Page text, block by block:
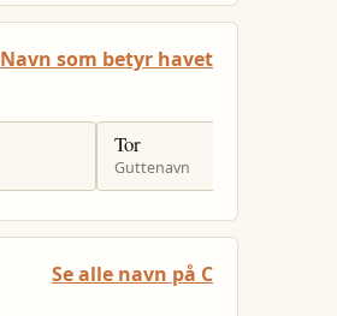
Navn som betyr havet
Tor
Guttenavn
Se alle navn på C